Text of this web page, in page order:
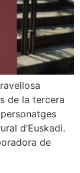
de la tercera
d’Euskadi.
de